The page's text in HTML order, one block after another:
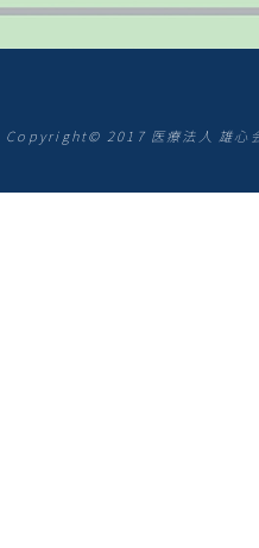
Copyright© 2017 医療法人 雄心